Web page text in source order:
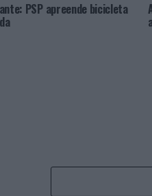
PSP apreende bicicleta